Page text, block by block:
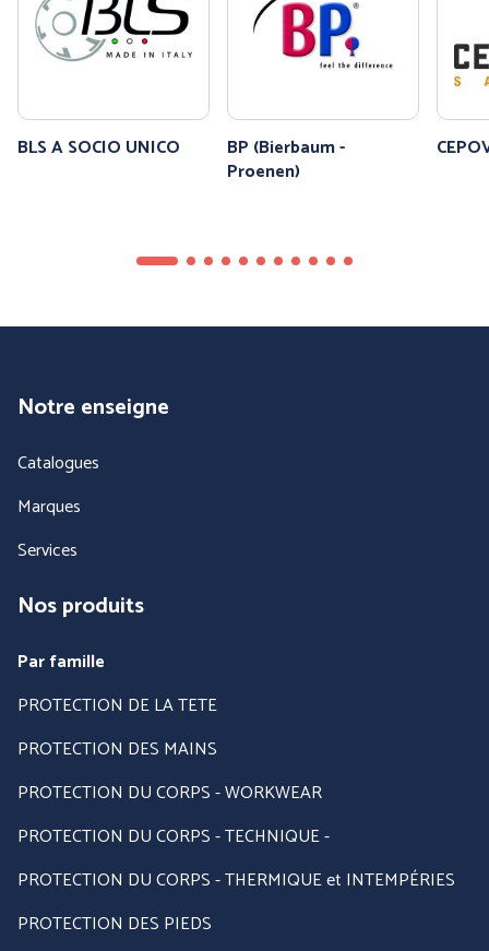
BLS A SOCIO UNICO
BP (Bierbaum -
Proenen)
Notre enseigne
Catalogues
Marques
Services
Nos produits
Par famille
PROTECTION DE LA TETE
PROTECTION DES MAINS
PROTECTION DU CORPS - WORKWEAR
PROTECTION DU CORPS - TECHNIQUE -
PROTECTION DU CORPS - THERMIQUE et INTEMPÉRIES
PROTECTION DES PIEDS